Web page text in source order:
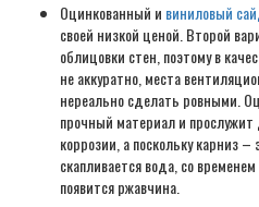
Оцинкованный и виниловый
своей низкой ценой. Второй
облицовки стен, поэтому в
не аккуратно, места
нереально сделать ровными.
прочный материал и
коррозии, а поскольку карниз –
скапливается вода, со
появится ржавчина.